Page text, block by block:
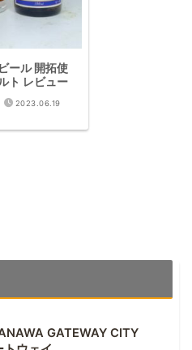
ール 開拓使
ト レビュー
2023.06.19
GATEWAY CITY